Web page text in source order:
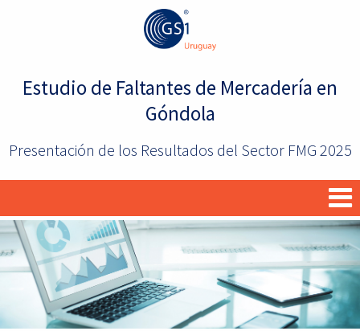
Estudio de Faltantes de Mercadería en
Góndola
Presentación de los Resultados del Sector FMG 2025